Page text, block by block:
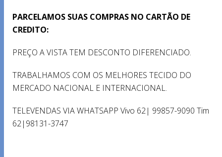
PARCELAMOS SUAS COMPRAS NO CARTÃO DE
CREDITO:
PREÇO A VISTA TEM DESCONTO DIFERENCIADO.
TRABALHAMOS COM OS MELHORES TECIDO DO
MERCADO NACIONAL E INTERNACIONAL.
TELEVENDAS VIA WHATSAPP Vivo 62| 99857-9090 Tim
62|98131-3747